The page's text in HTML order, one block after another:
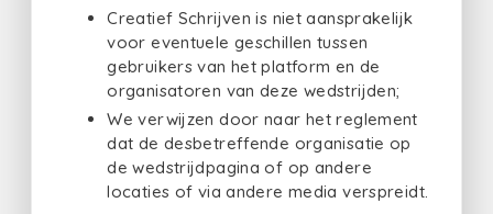
Creatief Schrijven is niet aansprakelijk
voor eventuele geschillen tussen
gebruikers van het platform en de
organisatoren van deze wedstrijden;
We verwijzen door naar het reglement
dat de desbetreffende organisatie op
de wedstrijdpagina of op andere
locaties of via andere media verspreidt.